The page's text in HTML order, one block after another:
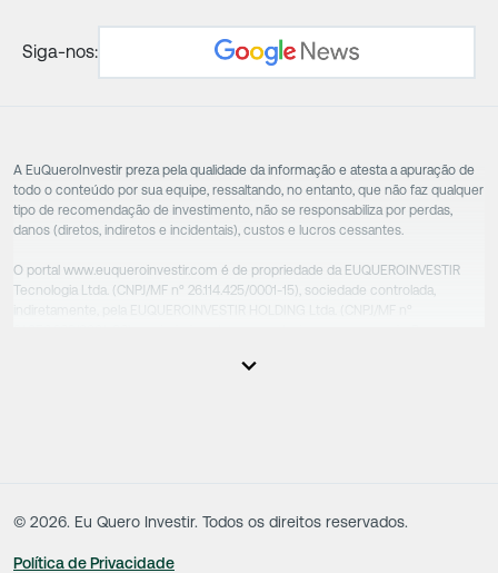
Siga-nos:
A EuQueroInvestir preza pela qualidade da informação e atesta a apuração de
todo o conteúdo por sua equipe, ressaltando, no entanto, que não faz qualquer
tipo de recomendação de investimento, não se responsabiliza por perdas,
danos (diretos, indiretos e incidentais), custos e lucros cessantes.
O portal www.euqueroinvestir.com é de propriedade da EUQUEROINVESTIR
Tecnologia Ltda. (CNPJ/MF nº 26.114.425/0001-15), sociedade controlada,
responsáveis tecnicamente são totalmente independentes, sendo que estes
© 2026. Eu Quero Investir. Todos os direitos reservados.
Política de Privacidade